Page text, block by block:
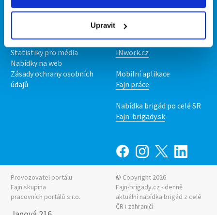
Upravit
Kontakt
Upravit předvolby cookies
Statistiky pro média
Nabídky na web
Zásady ochrany osobních
údajů
Mobilní aplikace
Nabídka práce z celé ČR
INwork.cz
Mobilní aplikace
Fajn práce
Nabídka brigád po celé SR
Fajn-brigady.sk
Provozovatel portálu
Fajn skupina
pracovních portálů s.r.o.
© Copyright 2026
Fajn-brigady.cz - denně
aktuální nabídka brigád z celé
ČR i zahraničí